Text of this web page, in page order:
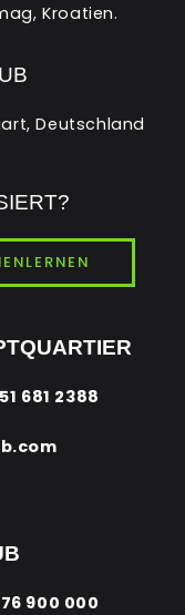
Kroatien.
Deutschland
681 2388
900 000